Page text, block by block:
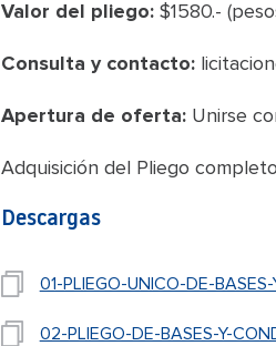
Valor del pliego:$1580.-
Consulta y contacto:
Apertura de oferta:Unirse
Adquisición del Pliego
Descargas
01-PLIEGO-UNICO-DE-
02-PLIEGO-DE-BASES-Y-